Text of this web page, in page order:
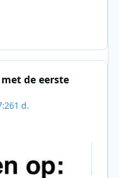
met de eerste
1 d.